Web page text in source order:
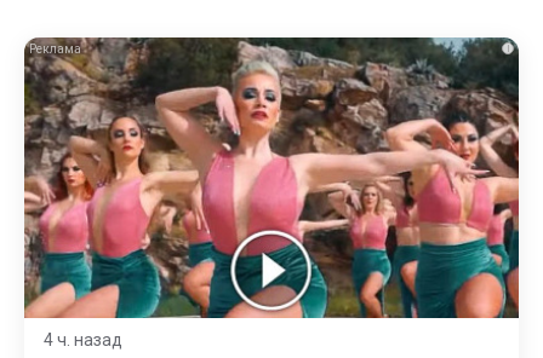
i
4 ч. назад